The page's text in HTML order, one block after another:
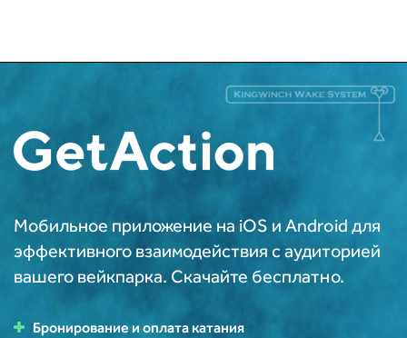
Мобильное приложение на iOS и Android для
эффективного взаимодействия с аудиторией
вашего вейкпарка. Скачайте бесплатно.
Бронирование и оплата катания